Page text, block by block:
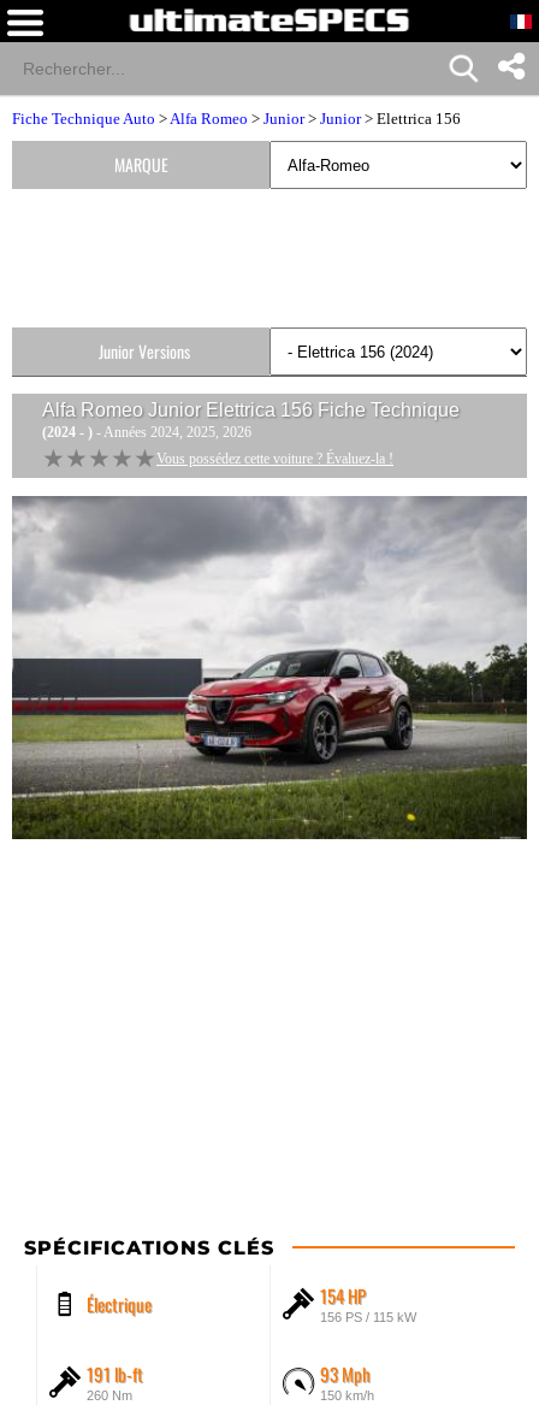
Fiche Technique Auto >Alfa Romeo > Junior> Junior> Elettrica 156
Alfa Romeo Junior Elettrica 156 Fiche Technique
(2024 - ) - Années 2024, 2025, 2026
★★★★★
★★★★★ Vous possédez cette voiture ? Évaluez-la !
SPÉCIFICATIONS CLÉS
Électrique 154 HP
156 PS / 115 kW
191 lb-ft
260 Nm
93 Mph
150 km/h
MARQUE
Junior Versions